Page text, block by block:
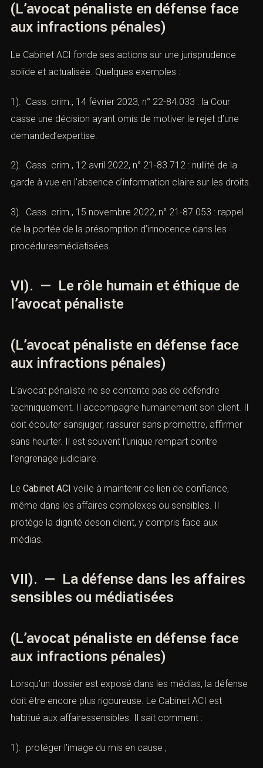
(L’avocat pénaliste en défense face
aux infractions pénales)
Le Cabinet ACI fonde ses actions sur une jurisprudence
solide et actualisée. Quelques exemples :
1). Cass. crim., 14 février 2023, n° 22-84.033 : la Cour
casse une décision ayant omis de motiver le rejet d’une
demanded’expertise.
2). Cass. crim., 12 avril 2022, n° 21-83.712 : nullité de la
garde à vue en l’absence d’information claire sur les droits.
3). Cass. crim., 15 novembre 2022, n° 21-87.053 : rappel
de la portée de la présomption d’innocence dans les
procéduresmédiatisées.
VI). — Le rôle humain et éthique de
l’avocat pénaliste
(L’avocat pénaliste en défense face
aux infractions pénales)
L’avocat pénaliste ne se contente pas de défendre
techniquement. Il accompagne humainement son client. Il
doit écouter sansjuger, rassurer sans promettre, affirmer
sans heurter. Il est souvent l’unique rempart contre
l’engrenage judiciaire.
Le Cabinet ACI veille à maintenir ce lien de confiance,
même dans les affaires complexes ou sensibles. Il
protège la dignité deson client, y compris face aux
médias.
VII). — La défense dans les affaires
sensibles ou médiatisées
(L’avocat pénaliste en défense face
aux infractions pénales)
Lorsqu’un dossier est exposé dans les médias, la défense
doit être encore plus rigoureuse. Le Cabinet ACI est
habitué aux affairessensibles. Il sait comment :
1). protéger l’image du mis en cause ;